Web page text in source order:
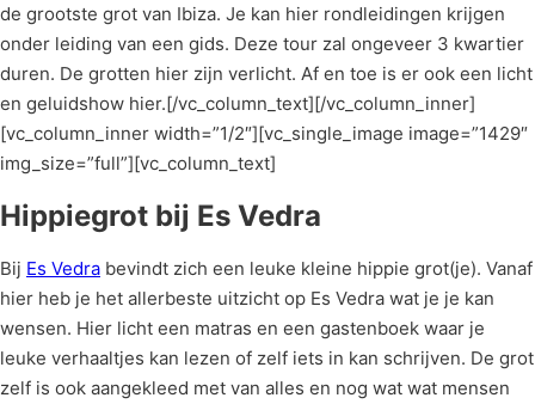
de grootste grot van Ibiza. Je kan hier rondleidingen krijgen
onder leiding van een gids. Deze tour zal ongeveer 3 kwartier
duren. De grotten hier zijn verlicht. Af en toe is er ook een licht
en geluidshow hier.[/vc_column_text][/vc_column_inner]
[vc_column_inner width=”1/2″][vc_single_image image=”1429″
img_size=”full”][vc_column_text]
Hippiegrot bij Es Vedra
Bij Es Vedra bevindt zich een leuke kleine hippie grot(je). Vanaf
hier heb je het allerbeste uitzicht op Es Vedra wat je je kan
wensen. Hier licht een matras en een gastenboek waar je
leuke verhaaltjes kan lezen of zelf iets in kan schrijven. De grot
zelf is ook aangekleed met van alles en nog wat wat mensen